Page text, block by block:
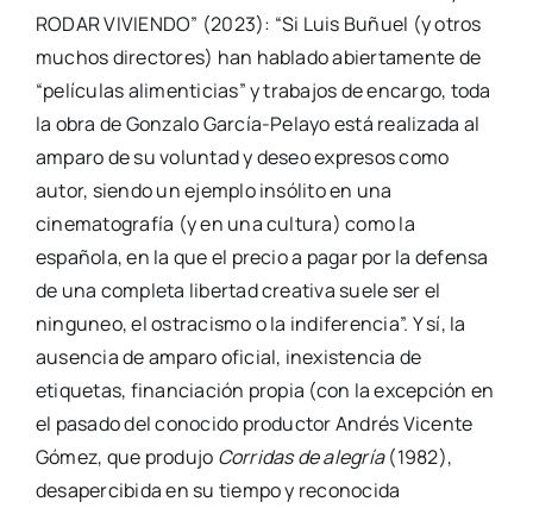
RODAR VIVIENDO” (2023): “Si Luis Buñuel (y otros
muchos directores) han hablado abiertamente de
“películas alimenticias” y trabajos de encargo, toda
la obra de Gonzalo García-Pelayo está realizada al
amparo de su voluntad y deseo expresos como
autor, siendo un ejemplo insólito en una
cinematografía (y en una cultura) como la
española, en la que el precio a pagar por la defensa
de una completa libertad creativa suele ser el
ninguneo, el ostracismo o la indiferencia”. Y sí, la
ausencia de amparo oficial, inexistencia de
etiquetas, financiación propia (con la excepción en
el pasado del conocido productor Andrés Vicente
Gómez, que produjo Corridas de alegría(1982),
desapercibida en su tiempo y reconocida